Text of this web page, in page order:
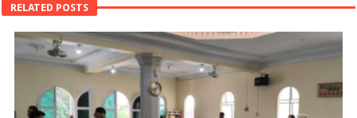
RELATED POSTS